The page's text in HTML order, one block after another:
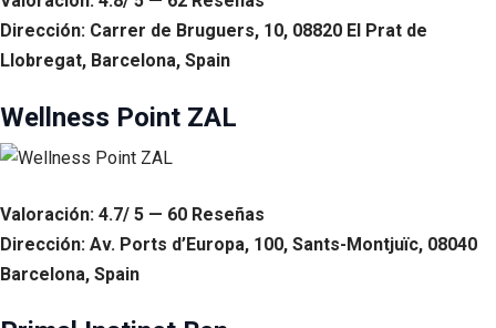
Dirección: Carrer de Bruguers, 10, 08820 El Prat de
Llobregat, Barcelona, Spain
Wellness Point ZAL
Valoración: 4.7/ 5 — 60 Reseñas
Dirección: Av. Ports d’Europa, 100, Sants-Montjuïc, 08040
Barcelona, Spain